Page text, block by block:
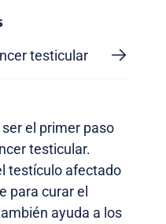
testicular
el primer paso
testicular.
testículo afectado
para curar el
ayuda a los